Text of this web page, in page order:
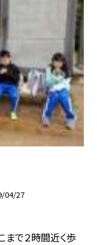
04/27
まで２時間近く歩